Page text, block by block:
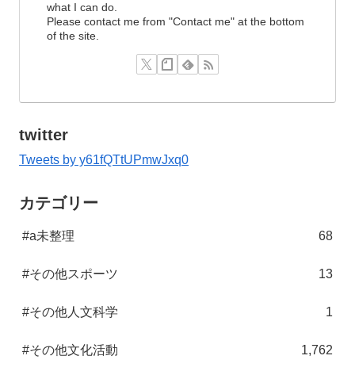
what I can do.
Please contact me from "Contact me" at the bottom
of the site.
twitter
Tweets by y61fQTtUPmwJxq0
カテゴリー
#a未整理 68
#その他スポーツ 13
#その他人文科学 1
#その他文化活動 1,762